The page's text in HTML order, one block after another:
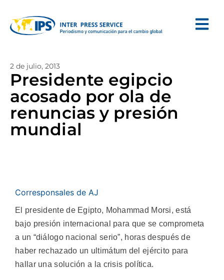
2 de julio, 2013
Presidente egipcio
acosado por ola de
renuncias y presión
mundial
Corresponsales de AJ
El presidente de Egipto, Mohammad Morsi, está
bajo presión internacional para que se comprometa
a un “diálogo nacional serio”, horas después de
haber rechazado un ultimátum del ejército para
hallar una solución a la crisis política.